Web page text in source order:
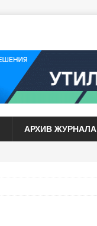
АРХИВ ЖУРНАЛА